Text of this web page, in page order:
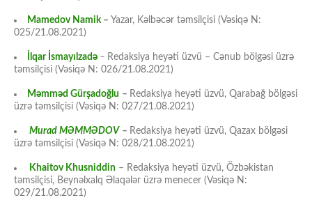
Mamedov Namik– Yazar, Kəlbəcər təmsilçisi (Vəsiqə N:
025/21.08.2021)
İlqar İsmayılzadə – Redaksiya heyəti üzvü – Cənub bölgəsi üzrə
təmsilçisi (Vəsiqə N: 026/21.08.2021)
Məmməd Gürşadoğlu – Redaksiya heyəti üzvü, Qarabağ bölgəsi
üzrə təmsilçisi (Vəsiqə N: 027/21.08.2021)
Murad MƏMMƏDOV – Redaksiya heyəti üzvü, Qazax bölgəsi
üzrə təmsilçisi (Vəsiqə N: 028/21.08.2021)
Khaitov Khusniddin – Redaksiya heyəti üzvü, Özbəkistan
təmsilçisi, Beynəlxalq Əlaqələr üzrə menecer (Vəsiqə N:
029/21.08.2021)